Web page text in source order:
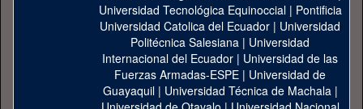
Universidad Tecnológica Equinoccial| Pontificia
Universidad Catolica del Ecuador | Universidad
Politécnica Salesiana | Universidad
Internacional del Ecuador | Universidad de las
Fuerzas Armadas-ESPE | Universidad de
Guayaquil| Universidad Técnica de Machala|